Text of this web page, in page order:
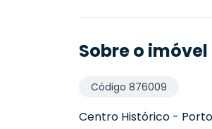
Sobre o imóvel
Código 876009
Centro Histórico -